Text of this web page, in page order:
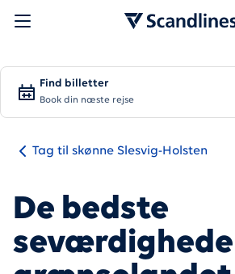
Find billetter
Book din næste rejse
Tag til skønne Slesvig-Holsten
De bedste